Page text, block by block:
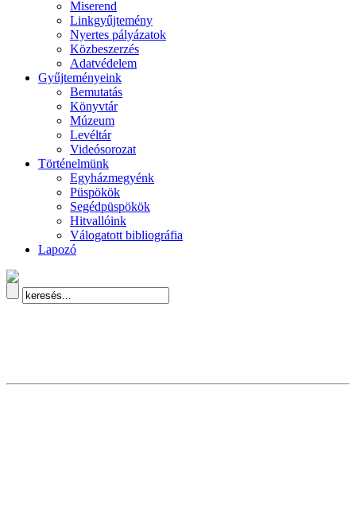
Miserend
Linkgyűjtemény
Nyertes pályázatok
Közbeszerzés
Adatvédelem
Gyűjteményeink
Bemutatás
Könyvtár
Múzeum
Levéltár
Videósorozat
Történelmünk
Egyházmegyénk
Püspökök
Segédpüspökök
Hitvallóink
Válogatott bibliográfia
Lapozó